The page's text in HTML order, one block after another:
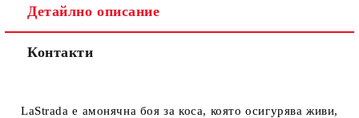
Детайлно описание
Контакти
LaStrada е амонячна боя за коса, която осигурява живи,